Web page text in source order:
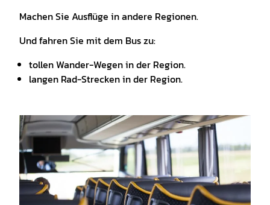
Machen Sie Ausflüge in andere Regionen.
Und fahren Sie mit dem Bus zu:
tollen Wander-Wegen in der Region.
langen Rad-Strecken in der Region.